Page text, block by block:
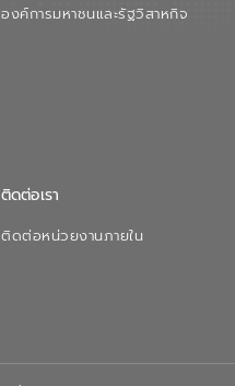
องค์การมหาชนและรัฐวิสาหกิจ
ติดต่อเรา
ติดต่อหน่วยงานภายใน